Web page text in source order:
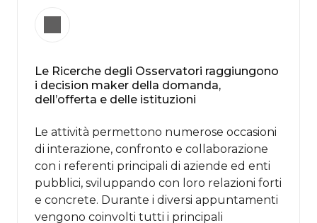
Le Ricerche degli Osservatori raggiungono
i decision maker della domanda,
dell’offerta e delle istituzioni​
Le attività permettono numerose occasioni
di interazione, confronto e collaborazione
con i referenti principali di aziende ed enti
pubblici, sviluppando con loro relazioni forti
e concrete. Durante i diversi appuntamenti
vengono coinvolti tutti i principali